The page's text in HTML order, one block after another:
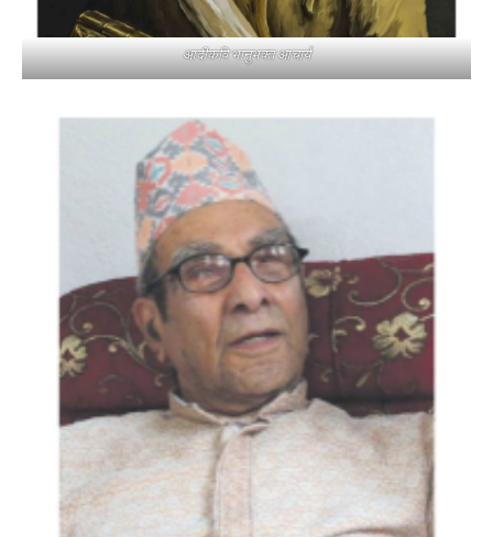
आदीकवि भानुभक्त आचार्य